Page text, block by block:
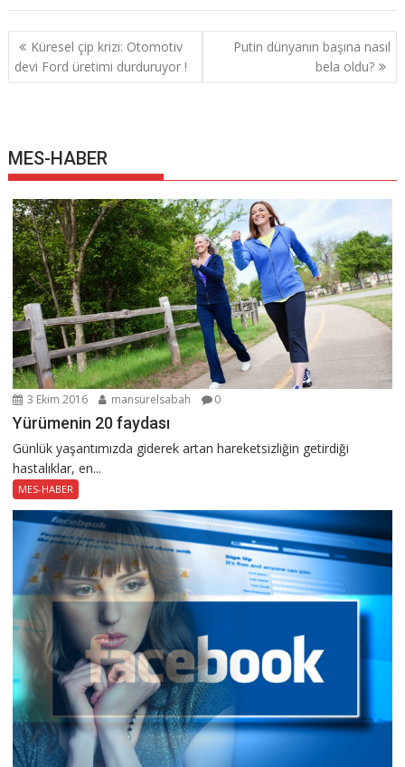
Yazı
gezinmesi
Küresel çip krizi: Otomotiv
devi Ford üretimi durduruyor !
Putin dünyanın başına nasıl
bela oldu?
MES-HABER
3 Ekim 2016 mansurelsabah 0
Yürümenin 20 faydası
Günlük yaşantımızda giderek artan hareketsizliğin getirdiği
hastalıklar, en...
MES-HABER